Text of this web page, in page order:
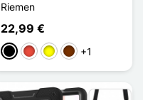
Riemen
22,99 €
Schwarz
Rot GelbKaffee
+1